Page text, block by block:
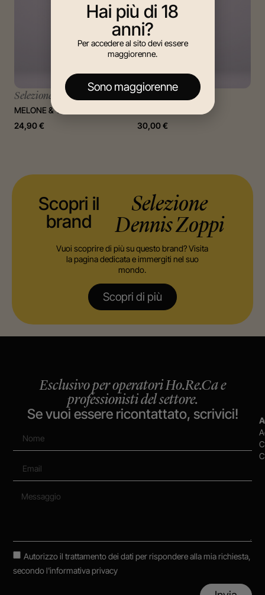
Selezione Dennis Zoppi
MELONE & TEA
24,90€
Monkai
30,00€
Vuoi scoprire di più su questo brand? Visita
la pagina dedicata e immergiti nel suo
mondo.
Scopri di più
Scopri il
brand
Selezione
Dennis Zoppi
Esclusivo per operatori Ho.Re.Ca e
professionisti del settore.
Se vuoi essere ricontattato, scrivici!
Autorizzo il trattamento dei dati per rispondere alla mia richiesta,
secondol'informativa privacy
Hai più di 18
anni?
Per accedere al sito devi essere
maggiorenne.
Sono maggiorenne